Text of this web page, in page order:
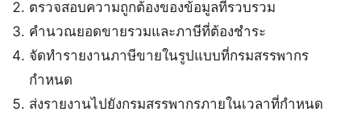
ตรวจสอบความถูกต้องของข้อมูลที่รวบรวม
คำนวณยอดขายรวมและภาษีที่ต้องชำระ
จัดทำรายงานภาษีขายในรูปแบบที่กรมสรรพากร
กำหนด
ส่งรายงานไปยังกรมสรรพากรภายในเวลาที่กำหนด